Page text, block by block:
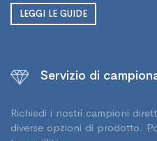
LEGGI LE GUIDE
Servizio di
Richiedi i nostri campioni
diverse opzioni di prodotto.